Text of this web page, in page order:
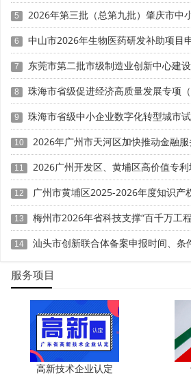
具体标准由地方政府制定。
三、资金支持突破：精准滴灌，畅
资金是企业发展的血脉。2026年
本、扩规模、强直达、广覆盖为核心
业基金等各类资源。
财政资金支持力度加大。2026年
别国债2000亿元用于支持大规模设备
门槛，加大对中小企业设备更新支持
重点产业链高质量发展行动，强化产
装备攻关。
金融信贷支持全面发力。政策引
企业、制造业中长期贷款支持力度。
资金周转难题。鼓励金融机构开发
产业投资基金引领赋能。2025年
金正式启动，财政出资1000亿元，
角、粤港澳大湾区三只区域基金，
亿级资金规模。基金采用母基金加子
5 2026年第三批（总第九批）肇庆市中小企业数字化转型城市试点数字
6 中山市2026年生物医药研发补助项目申报时
7 东莞市第二批市级制造业创新中心建设申报
8 珠海市省级促进经济高质量发展专项（支持中小企业数字化转型）“小快轻准”数字化转型项目
9 珠海市省级中小企业数字化转型城市试点数字化产品（
10 2026年广州市天河区加快推动金融服务实体经济高质量发展（支持企业利用知识
11 2026广州开发区、黄埔区高价值专利培育布局中心建设
12 广州市黄埔区2025-2026年度知识产权质押融资补贴政策
13 梅州市2026年省科技支撑“百千万工程”项目征集及
14 汕头市创新联合体备案申报时间、条
服务项目
高新技术企业认定